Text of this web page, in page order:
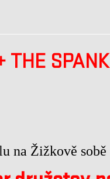
THE
na Žižkově sobě